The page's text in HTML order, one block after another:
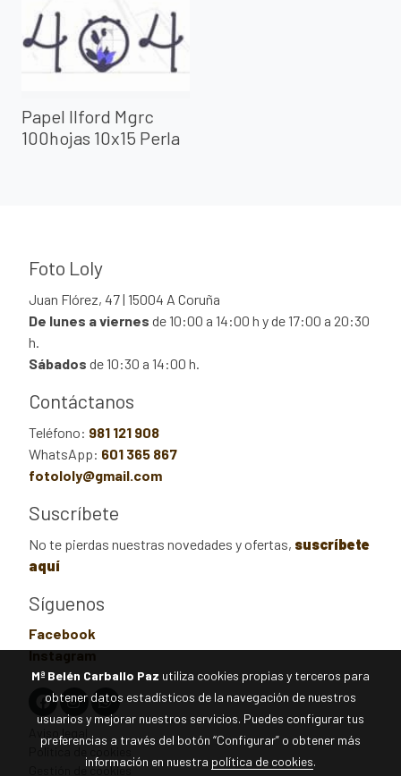
Papel Ilford Mgrc
100hojas 10x15 Perla
Foto Loly
Juan Flórez, 47 | 15004 A Coruña
De lunes a viernes de 10:00 a 14:00 h y de 17:00 a 20:30
h.
Sábados de 10:30 a 14:00 h.
Contáctanos
Teléfono: 981 121 908
WhatsApp: 601 365 867
fotololy@gmail.com
Suscríbete
No te pierdas nuestras novedades y ofertas, suscríbete
aquí
Síguenos
Facebook
Instagram
Aviso legal
Política de cookies
Gestión de cookies
Mª Belén Carballo Paz utiliza cookies propias y terceros para
obtener datos estadísticos de la navegación de nuestros
usuarios y mejorar nuestros servicios. Puedes configurar tus
preferencias a través del botón “Configurar” o obtener más
información en nuestra política de cookies.